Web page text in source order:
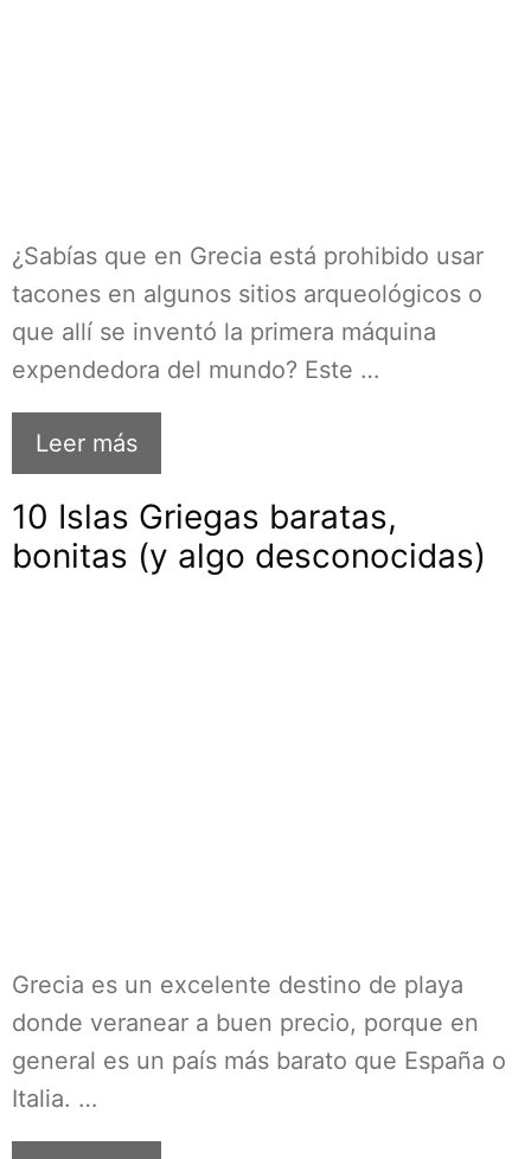
¿Sabías que en Grecia está prohibido usar
tacones en algunos sitios arqueológicos o
que allí se inventó la primera máquina
expendedora del mundo? Este …
Leer más
10 Islas Griegas baratas,
bonitas (y algo desconocidas)
Grecia es un excelente destino de playa
donde veranear a buen precio, porque en
general es un país más barato que España o
Italia. …